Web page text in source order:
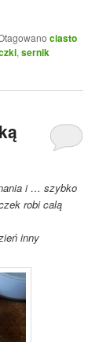
ciasto
,sernik
i … szybko
robi calą
inny